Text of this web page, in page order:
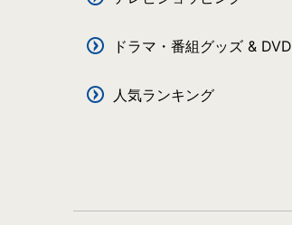
ドラマ・番組グッズ & DVD
人気ランキング